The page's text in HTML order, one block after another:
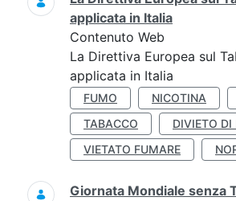
applicata in Italia
Contenuto Web
La Direttiva Europea sul
applicata in Italia
FUMO NICOTINA
TABACCO
DIVIETO DI
VIETATO FUMARE
Giornata Mondiale senza